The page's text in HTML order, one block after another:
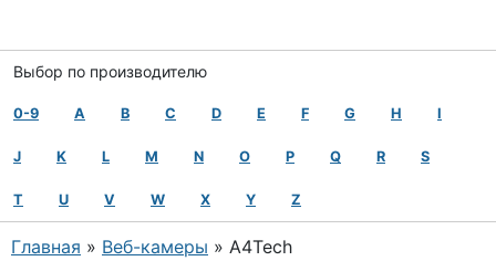
Выбор по производителю
0-9 A B C D E F G H I
J K L M N O P Q R S
T U V W X Y Z
Главная » Веб-камеры » A4Tech